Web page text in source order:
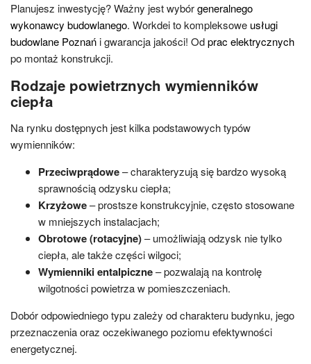
Planujesz inwestycję? Ważny jest wybórgeneralnego
wykonawcy budowlanego. Workdei to kompleksowe usługi
budowlane Poznańi gwarancja jakości! Odprac elektrycznych
po montaż konstrukcji.
Rodzaje powietrznych wymienników
ciepła
Na rynku dostępnych jest kilka podstawowych typów
wymienników:
Przeciwprądowe– charakteryzują się bardzo wysoką
sprawnością odzysku ciepła;
Krzyżowe– prostsze konstrukcyjnie, często stosowane
w mniejszych instalacjach;
Obrotowe (rotacyjne)– umożliwiają odzysk nie tylko
ciepła, ale także części wilgoci;
Wymienniki entalpiczne– pozwalają na kontrolę
wilgotności powietrza w pomieszczeniach.
Dobór odpowiedniego typu zależy od charakteru budynku, jego
przeznaczenia oraz oczekiwanego poziomu efektywności
energetycznej.